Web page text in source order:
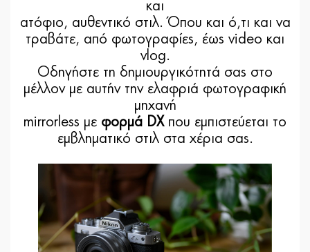
και
ατόφιο, αυθεντικό στιλ. Όπου και ό,τι και να
τραβάτε, από φωτογραφίες, έως video και
vlog.
Οδηγήστε τη δημιουργικότητά σας στο
μέλλον με αυτήν την ελαφριά φωτογραφική
μηχανή
mirrorless με φορμά DXπου εμπιστεύεται το
εμβληματικό στιλ στα χέρια σας.